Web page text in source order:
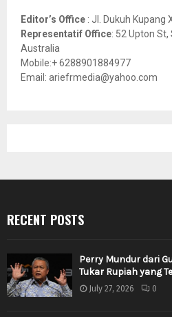
Editor’s Office : Jl. Dukuh Kupang
Representatif Office: 52 Upton
Australia
Mobile:+ 6288901884977
Email: ariefrmedia@yahoo.com
RECENT POSTS
Perry Mundur dari
Tukar Rupiah yang
July 27, 2026 0